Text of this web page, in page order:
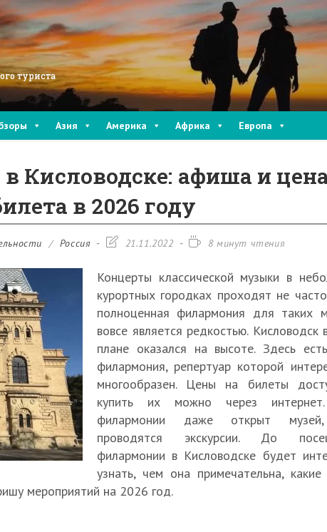
туриста
Азия Америка Африка Европа
Кисловодске: афиша и
в 2026 году
/ Россия
Запись21.11.2022
Время8 минут чтения
Концерты классической музыки в
курортных городках проходят не
полноценная филармония для таких
вовсе является редкостью. Кисловодск
плане оказался на высоте. Здесь
филармония, репертуар которой
многообразен. Цены на билеты
купить их можно через
филармонии даже открыт
проводятся экскурсии. До
филармонии в Кисловодске будет
узнать, чем она примечательна,
мероприятий на 2026 год.